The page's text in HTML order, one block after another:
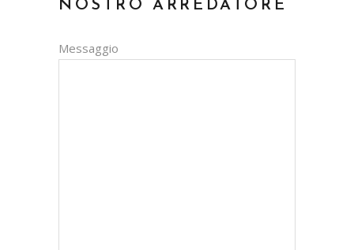
NOSTRO ARREDATORE
Messaggio